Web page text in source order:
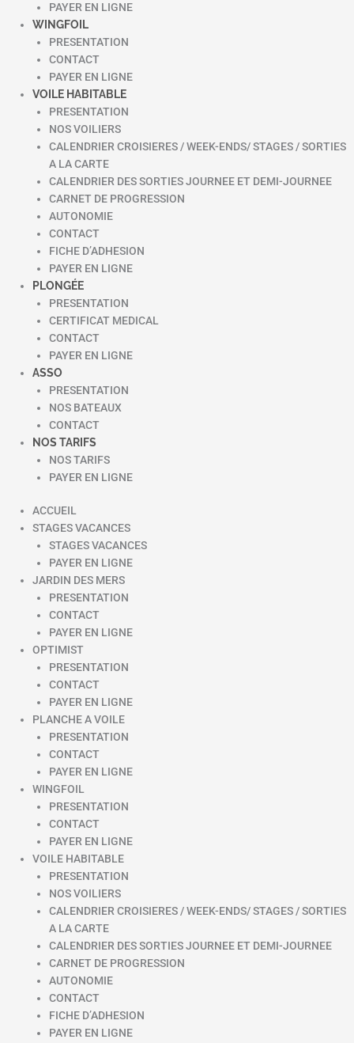
PAYER EN LIGNE
WINGFOIL
PRESENTATION
CONTACT
PAYER EN LIGNE
VOILE HABITABLE
PRESENTATION
NOS VOILIERS
CALENDRIER CROISIERES / WEEK-ENDS/ STAGES / SORTIES
A LA CARTE
CALENDRIER DES SORTIES JOURNEE ET DEMI-JOURNEE
CARNET DE PROGRESSION
AUTONOMIE
CONTACT
FICHE D’ADHESION
PAYER EN LIGNE
PLONGÉE
PRESENTATION
CERTIFICAT MEDICAL
CONTACT
PAYER EN LIGNE
ASSO
PRESENTATION
NOS BATEAUX
CONTACT
NOS TARIFS
NOS TARIFS
PAYER EN LIGNE
ACCUEIL
STAGES VACANCES
STAGES VACANCES
PAYER EN LIGNE
JARDIN DES MERS
PRESENTATION
CONTACT
PAYER EN LIGNE
OPTIMIST
PRESENTATION
CONTACT
PAYER EN LIGNE
PLANCHE A VOILE
PRESENTATION
CONTACT
PAYER EN LIGNE
WINGFOIL
PRESENTATION
CONTACT
PAYER EN LIGNE
VOILE HABITABLE
PRESENTATION
NOS VOILIERS
CALENDRIER CROISIERES / WEEK-ENDS/ STAGES / SORTIES
A LA CARTE
CALENDRIER DES SORTIES JOURNEE ET DEMI-JOURNEE
CARNET DE PROGRESSION
AUTONOMIE
CONTACT
FICHE D’ADHESION
PAYER EN LIGNE